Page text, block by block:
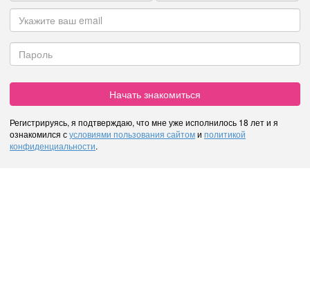
Начать знакомиться
Регистрируясь, я подтверждаю, что мне уже исполнилось 18 лет и я
ознакомился сусловиями пользования сайтоми политикой
конфиденциальности.